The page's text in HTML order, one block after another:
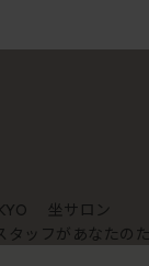
坐サロン
ッフがあなたの